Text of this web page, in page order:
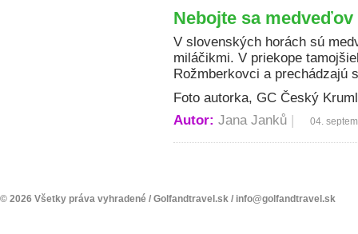
Nebojte sa medveďov
V slovenských horách sú
miláčikmi. V priekope
Rožmberkovci a prechádzajú
Foto autorka, GC Český
Autor: Jana Janků | 04.
© 2026 Všetky práva vyhradené / Golfandtravel.sk / info@golfandtravel.sk